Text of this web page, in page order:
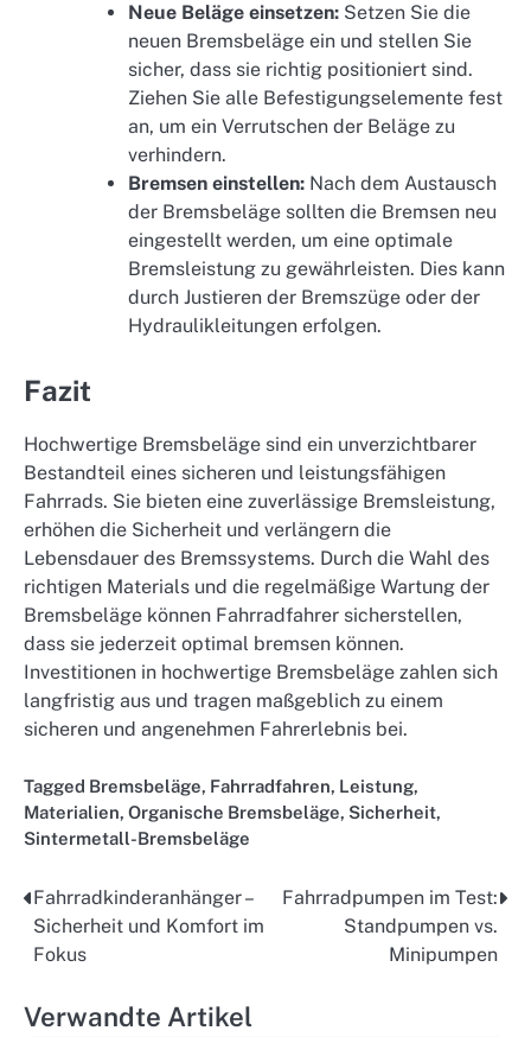
Neue Beläge einsetzen: Setzen Sie die
neuen Bremsbeläge ein und stellen Sie
sicher, dass sie richtig positioniert sind.
Ziehen Sie alle Befestigungselemente fest
an, um ein Verrutschen der Beläge zu
verhindern.
Bremsen einstellen: Nach dem Austausch
der Bremsbeläge sollten die Bremsen neu
eingestellt werden, um eine optimale
Bremsleistung zu gewährleisten. Dies kann
durch Justieren der Bremszüge oder der
Hydraulikleitungen erfolgen.
Fazit
Hochwertige Bremsbeläge sind ein unverzichtbarer
Bestandteil eines sicheren und leistungsfähigen
Fahrrads. Sie bieten eine zuverlässige Bremsleistung,
erhöhen die Sicherheit und verlängern die
Lebensdauer des Bremssystems. Durch die Wahl des
richtigen Materials und die regelmäßige Wartung der
Bremsbeläge können Fahrradfahrer sicherstellen,
dass sie jederzeit optimal bremsen können.
Investitionen in hochwertige Bremsbeläge zahlen sich
langfristig aus und tragen maßgeblich zu einem
sicheren und angenehmen Fahrerlebnis bei.
Tagged Bremsbeläge, Fahrradfahren, Leistung,
Materialien, Organische Bremsbeläge, Sicherheit,
Sintermetall-Bremsbeläge
Post
navigation
Fahrradkinderanhänger –
Sicherheit und Komfort im
Fokus
Fahrradpumpen im Test:
Standpumpen vs.
Minipumpen
Verwandte Artikel